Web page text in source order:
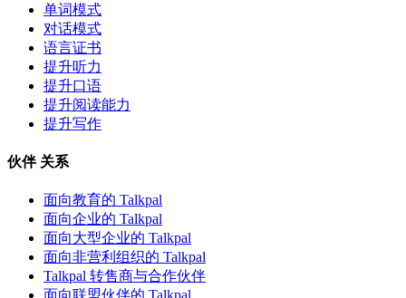
单词模式
对话模式
语言证书
提升听力
提升口语
提升阅读能力
提升写作
伙伴 关系
面向教育的 Talkpal
面向企业的 Talkpal
面向大型企业的 Talkpal
面向非营利组织的 Talkpal
Talkpal 转售商与合作伙伴